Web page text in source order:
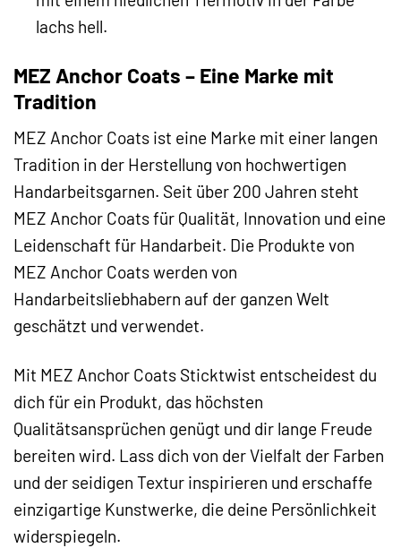
lachs hell.
MEZ Anchor Coats – Eine Marke mit
Tradition
MEZ Anchor Coats ist eine Marke mit einer langen
Tradition in der Herstellung von hochwertigen
Handarbeitsgarnen. Seit über 200 Jahren steht
MEZ Anchor Coats für Qualität, Innovation und eine
Leidenschaft für Handarbeit. Die Produkte von
MEZ Anchor Coats werden von
Handarbeitsliebhabern auf der ganzen Welt
geschätzt und verwendet.
Mit MEZ Anchor Coats Sticktwist entscheidest du
dich für ein Produkt, das höchsten
Qualitätsansprüchen genügt und dir lange Freude
bereiten wird. Lass dich von der Vielfalt der Farben
und der seidigen Textur inspirieren und erschaffe
einzigartige Kunstwerke, die deine Persönlichkeit
widerspiegeln.